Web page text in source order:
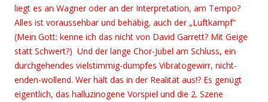
liegt es an Wagner oder an der Interpretation, am Tempo?
Alles ist voraussehbar und behäbig, auch der „Luftkampf“
(Mein Gott: kenne ich das nicht von David Garrett? Mit Geige
statt Schwert?) Und der lange Chor-Jubel am Schluss, ein
durchgehendes vielstimmig-dumpfes Vibratogewirr, nicht-
enden-wollend. Wer hält das in der Realität aus!? Es genügt
eigentlich, das halluzinogene Vorspiel und die 2. Szene